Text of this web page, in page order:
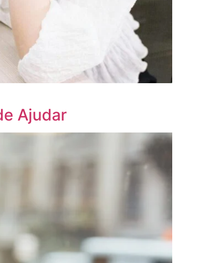
Ajudar